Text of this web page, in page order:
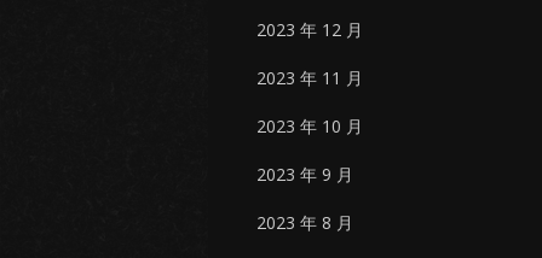
2023 年 12 月
2023 年 11 月
2023 年 10 月
2023 年 9 月
2023 年 8 月